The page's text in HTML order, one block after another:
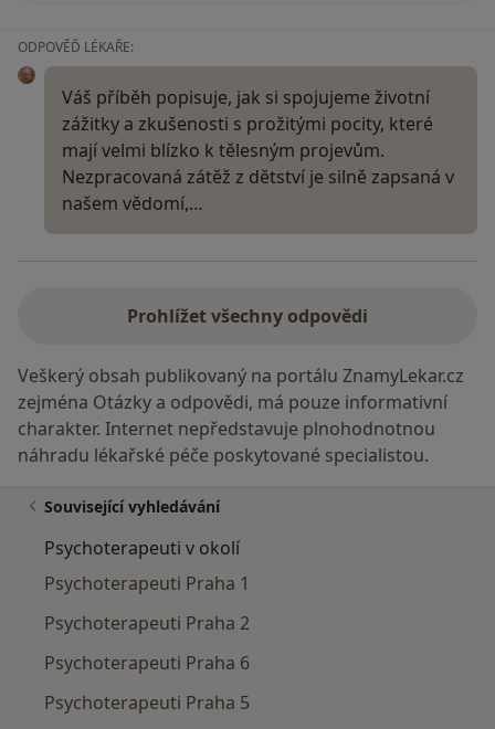
ODPOVĚĎ LÉKAŘE:
Váš příběh popisuje, jak si spojujeme životní
zážitky a zkušenosti s prožitými pocity, které
mají velmi blízko k tělesným projevům.
Nezpracovaná zátěž z dětství je silně zapsaná v
našem vědomí,…
Prohlížet všechny odpovědi
Veškerý obsah publikovaný na portálu ZnamyLekar.cz
zejména Otázky a odpovědi, má pouze informativní
charakter. Internet nepředstavuje plnohodnotnou
náhradu lékařské péče poskytované specialistou.
Související vyhledávání
Psychoterapeuti v okolí
Psychoterapeuti Praha 1
Psychoterapeuti Praha 2
Psychoterapeuti Praha 6
Psychoterapeuti Praha 5